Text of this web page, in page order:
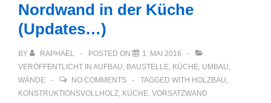
Nordwand in der Küche
(Updates…)
BY RAPHAEL POSTED ON
1. MAI 2016
VERÖFFENTLICHT IN AUFBAU, BAUSTELLE, KÜCHE, UMBAU,
WÄNDE
NO COMMENTS TAGGED WITH HOLZBAU,
KONSTRUKTIONSVOLLHOLZ, KÜCHE, VORSATZWAND